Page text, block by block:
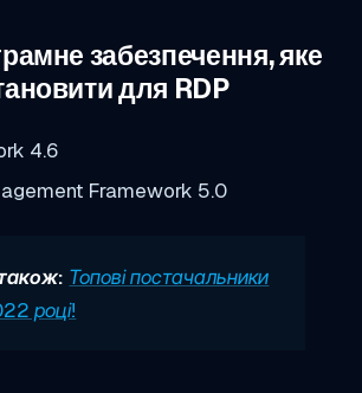
забезпечення, яке
для RDP
4.6
Framework 5.0
Топові постачальники
році!